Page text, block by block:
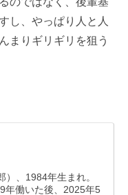
し、やっぱり人と人
まりギリギリを狙う
、1984年生まれ。
年働いた後、2025年5